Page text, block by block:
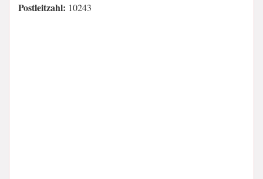
Postleitzahl: 10243